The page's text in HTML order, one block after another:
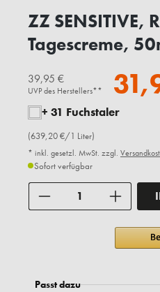
ZZ SENSITIVE,
Tagescreme,
39,95 €
UVP des Herstellers**
+ 31 Fuchstaler
(639,20 €/1 Liter)
* inkl. gesetzl. MwSt. zzgl.
Sofort verfügbar
Passt dazu